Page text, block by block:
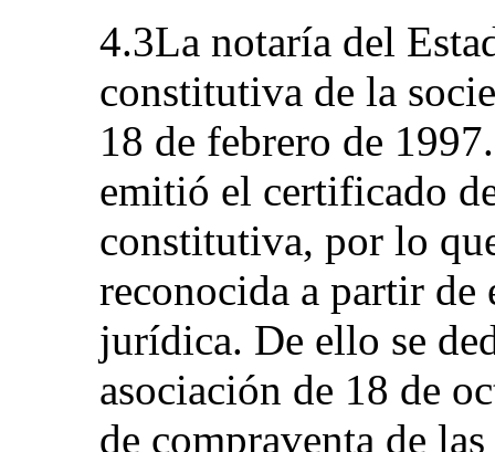
4.3La notaría del
constitutiva de la
18 de febrero de
emitió el certificado
constitutiva, por lo
reconocida a partir de
jurídica. De ello se
asociación de 18 de
de compraventa de